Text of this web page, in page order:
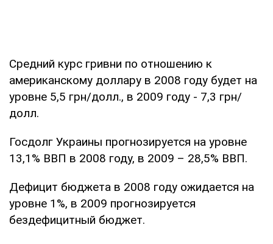
Средний курс гривни по отношению к
американскому доллару в 2008 году будет на
уровне 5,5 грн/долл., в 2009 году - 7,3 грн/
долл.
Госдолг Украины прогнозируется на уровне
13,1% ВВП в 2008 году, в 2009 – 28,5% ВВП.
Дефицит бюджета в 2008 году ожидается на
уровне 1%, в 2009 прогнозируется
бездефицитный бюджет.